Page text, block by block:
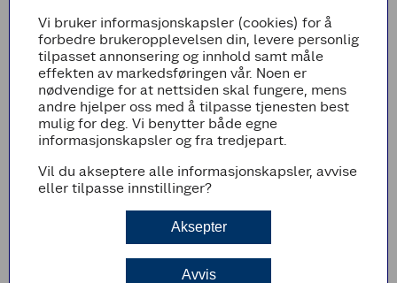
Høyrentekonto
500 000 -
999 999
4,25%*
Høyrentekonto
1 000 000 - 4
999 999
4,50%*
Høyrentekonto
5 000 000 -
>
*)Rentesats gjelder fra første krone når
innskuddsgrense passeres.
overstiger beløpsgrense.
Vi bruker informasjonskapsler (cookies) for å
forbedre brukeropplevelsen din, levere personlig
tilpasset annonsering og innhold samt måle
effekten av markedsføringen vår. Noen er
nødvendige for at nettsiden skal fungere, mens
andre hjelper oss med å tilpasse tjenesten best
mulig for deg. Vi benytter både egne
informasjonskapsler og fra tredjepart.
Vil du akseptere alle informasjonskapsler, avvise
eller tilpasse innstillinger?
Aksepter
Avvis